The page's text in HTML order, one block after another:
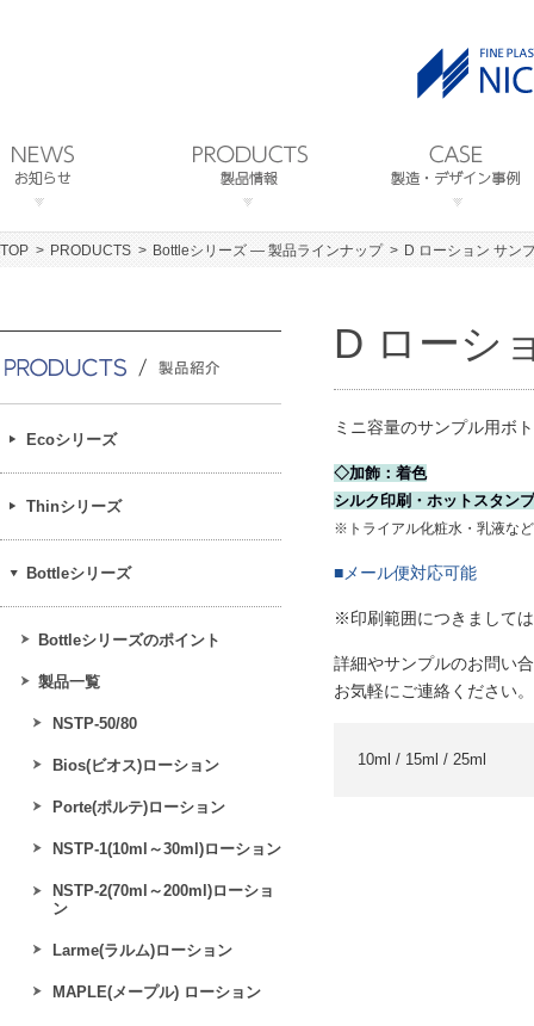
TOP PRODUCTS Bottleシリーズ ― 製品ラインナップ D ローション サン
D ローシ
ミニ容量のサンプル用ボ
◇加飾：着色
シルク印刷・ホットスタン
※トライアル化粧水・乳液など
■メール便対応可能
※印刷範囲につきまして
詳細やサンプルのお問い
お気軽にご連絡ください。
10ml / 15ml / 25ml
Ecoシリーズ
Thinシリーズ
Bottleシリーズ
Bottleシリーズのポイント
製品一覧
NSTP-50/80
Bios(ビオス)ローション
Porte(ポルテ)ローション
NSTP-1(10ml～30ml)ローション
NSTP-2(70ml～200ml)ローショ
ン
Larme(ラルム)ローション
MAPLE(メープル) ローション